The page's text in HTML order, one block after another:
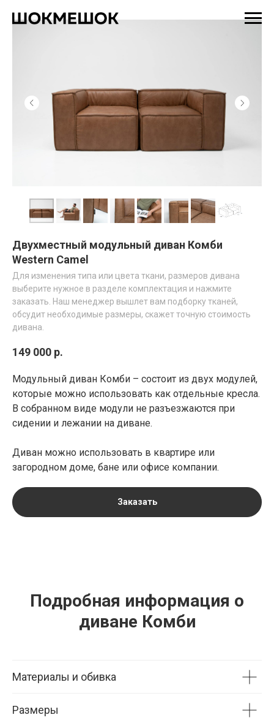
Двухместный модульный диван Комби
Western Camel
Для изменения типа или цвета ткани, размеров дивана
выберите нужное в разделе комплектация и нажмите
заказать. Наш менеджер вышлет вам подборку тканей,
обсудит необходимые размеры, скажет точную стоимость
дивана.
149 000 р.
Модульный диван Комби – состоит из двух модулей,
которые можно использовать как отдельные кресла.
В собранном виде модули не разъезжаются при
сидении и лежании на диване.
Диван можно использовать в квартире или
загородном доме, бане или офисе компании.
Заказать
Подробная информация о
диване Комби
Материалы и обивка
Размеры